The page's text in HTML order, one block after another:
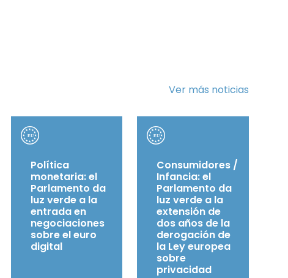
Ver más noticias
Política
monetaria: el
Parlamento da
luz verde a la
entrada en
negociaciones
sobre el euro
digital
Consumidores /
Infancia: el
Parlamento da
luz verde a la
extensión de
dos años de la
derogación de
la Ley europea
sobre
privacidad